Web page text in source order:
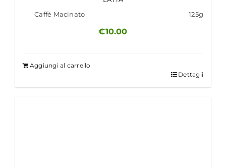
Caffè Macinato
125g
€10.00
Aggiungi al carrello
Dettagli